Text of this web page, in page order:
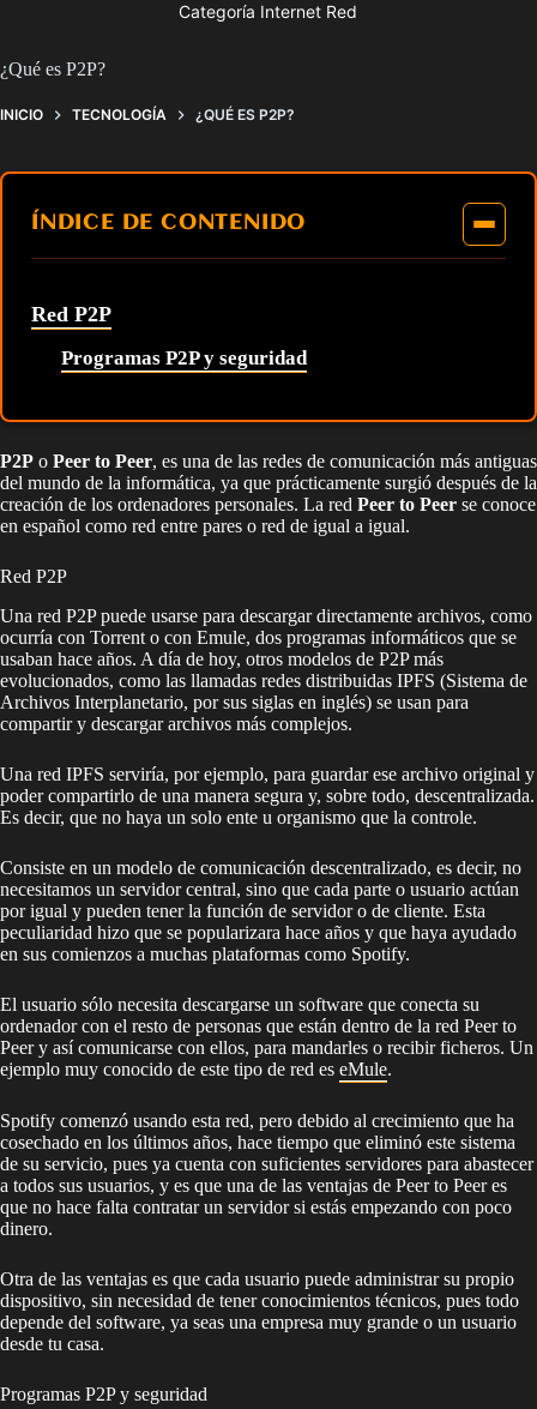
Categoría Internet Red
¿Qué es P2P?
INICIO TECNOLOGÍA ¿QUÉ ES P2P?
ÍNDICE DE CONTENIDO
Red P2P
Programas P2P y seguridad
P2P o Peer to Peer, es una de las redes de comunicación más antiguas
del mundo de la informática, ya que prácticamente surgió después de la
creación de los ordenadores personales. La red Peer to Peer se conoce
en español como red entre pares o red de igual a igual.
Red P2P
Una red P2P puede usarse para descargar directamente archivos, como
ocurría con Torrent o con Emule, dos programas informáticos que se
usaban hace años. A día de hoy, otros modelos de P2P más
evolucionados, como las llamadas redes distribuidas IPFS (Sistema de
Archivos Interplanetario, por sus siglas en inglés) se usan para
compartir y descargar archivos más complejos.
Una red IPFS serviría, por ejemplo, para guardar ese archivo original y
poder compartirlo de una manera segura y, sobre todo, descentralizada.
Es decir, que no haya un solo ente u organismo que la controle.
Consiste en un modelo de comunicación descentralizado, es decir, no
necesitamos un servidor central, sino que cada parte o usuario actúan
por igual y pueden tener la función de servidor o de cliente. Esta
peculiaridad hizo que se popularizara hace años y que haya ayudado
en sus comienzos a muchas plataformas como Spotify.
El usuario sólo necesita descargarse un software que conecta su
ordenador con el resto de personas que están dentro de la red Peer to
Peer y así comunicarse con ellos, para mandarles o recibir ficheros. Un
ejemplo muy conocido de este tipo de red es eMule.
Spotify comenzó usando esta red, pero debido al crecimiento que ha
cosechado en los últimos años, hace tiempo que eliminó este sistema
de su servicio, pues ya cuenta con suficientes servidores para abastecer
a todos sus usuarios, y es que una de las ventajas de Peer to Peer es
que no hace falta contratar un servidor si estás empezando con poco
dinero.
Otra de las ventajas es que cada usuario puede administrar su propio
dispositivo, sin necesidad de tener conocimientos técnicos, pues todo
depende del software, ya seas una empresa muy grande o un usuario
desde tu casa.
Programas P2P y seguridad